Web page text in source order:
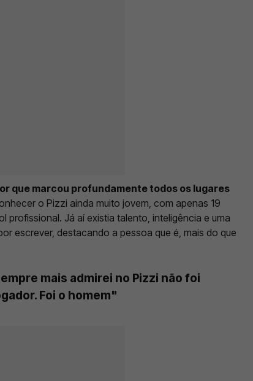
que marcou profundamente todos os lugares
o Pizzi ainda muito jovem, com apenas 19
profissional. Já aí existia talento, inteligência e uma
escrever, destacando a pessoa que é, mais do que
mais admirei no Pizzi não foi
Foi o homem"